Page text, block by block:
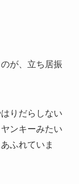
が、立ち居振
りだらしない
ンキーみたい
ふれていま